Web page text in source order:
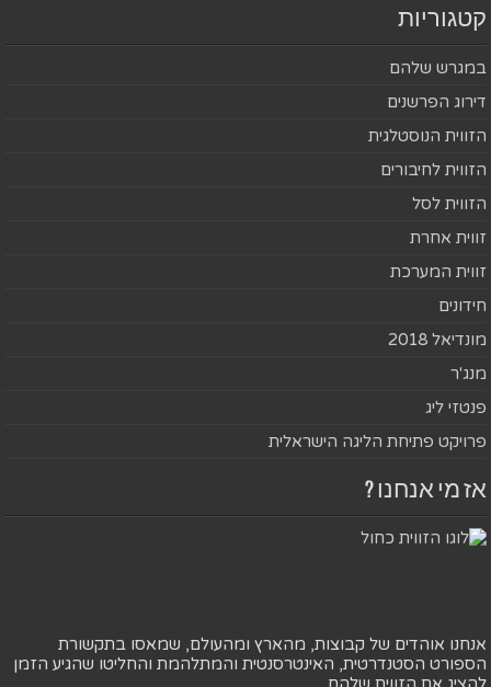
קטגוריות
במגרש שלהם
דירוג הפרשנים
הזווית הנוסטלגית
הזווית לחיבורים
הזווית לסל
זווית אחרת
זווית המערכת
חידונים
מונדיאל 2018
מנג'ר
פנטזי ליג
פרויקט פתיחת הליגה הישראלית
אז מי אנחנו ?
אנחנו אוהדים של קבוצות, מהארץ ומהעולם, שמאסו בתקשורת
הספורט הסטנדרטית, האינטרסנטית והמתלהמת והחליטו שהגיע הזמן